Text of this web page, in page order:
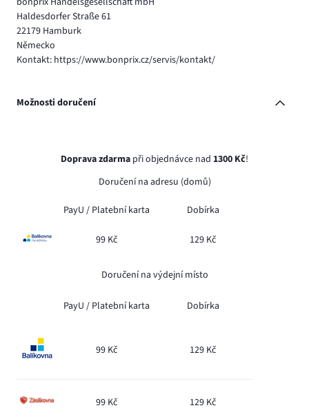
Haldesdorfer Straße 61
22179 Hamburk
Německo
Kontakt: https://www.bonprix.cz/servis/kontakt/
Možnosti doručení
Doprava zdarma při objednávce nad 1300 Kč!
Doručení na adresu (domů)
PayU / Platební karta Dobírka
99 Kč 129 Kč
Doručení na výdejní místo
PayU / Platební karta Dobírka
99 Kč 129 Kč
99 Kč 129 Kč